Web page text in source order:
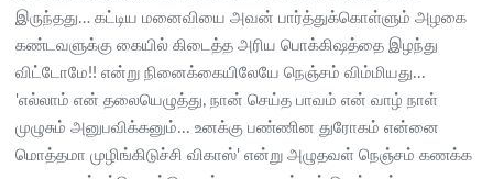
இருந்தது… கட்டிய மனைவியை அவன் பார்த்துக்கொள்ளும் அழகை
கண்டவளுக்கு கையில் கிடைத்த அரிய பொக்கிஷத்தை இழந்து
விட்டோமே!! என்று நினைக்கையிலேயே நெஞ்சம் விம்மியது...
'எல்லாம் என் தலையெழுத்து, நான் செய்த பாவம் என் வாழ் நாள்
முழுசும் அனுபவிக்கனும்... உனக்கு பண்ணின துரோகம் என்னை
மொத்தமா முழிங்கிடுச்சி விகாஸ்' என்று அழுதவள் நெஞ்சம் கணக்க